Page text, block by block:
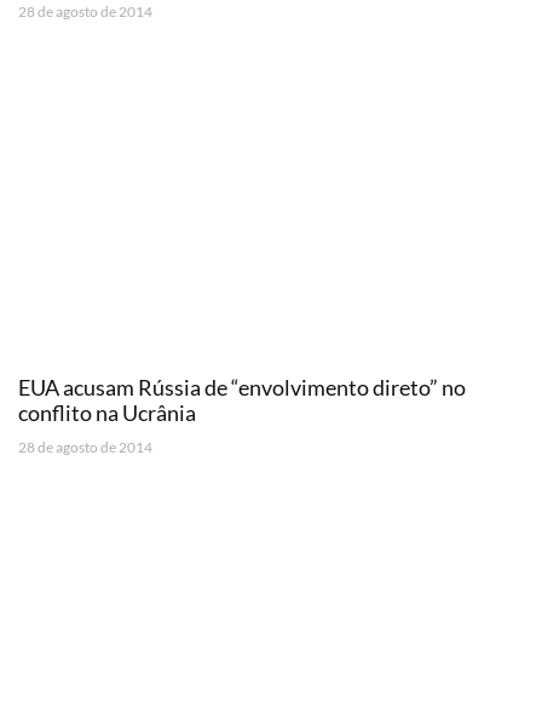
28 de agosto de 2014
EUA acusam Rússia de “envolvimento direto” no
conflito na Ucrânia
28 de agosto de 2014